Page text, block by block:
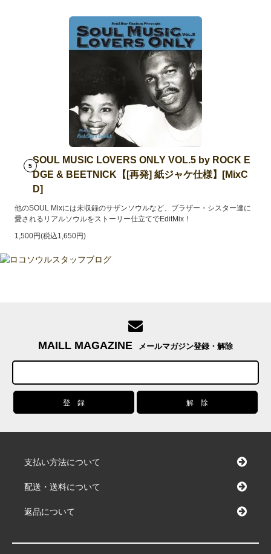
5
SOUL MUSIC LOVERS ONLY VOL.5 by ROCK E
DGE & BEETNICK【[再発] 紙ジャケ仕様】[MixC
D]
他のSOUL Mixには未収録のサザンソウルなど、ブラザー・シスター達に
愛されるリアルソウルをストーリー仕立てでEditMix！
1,500円(税込1,650円)
MAILL MAGAZINE メールマガジン登録・解除
支払い方法について
配送・送料について
返品について